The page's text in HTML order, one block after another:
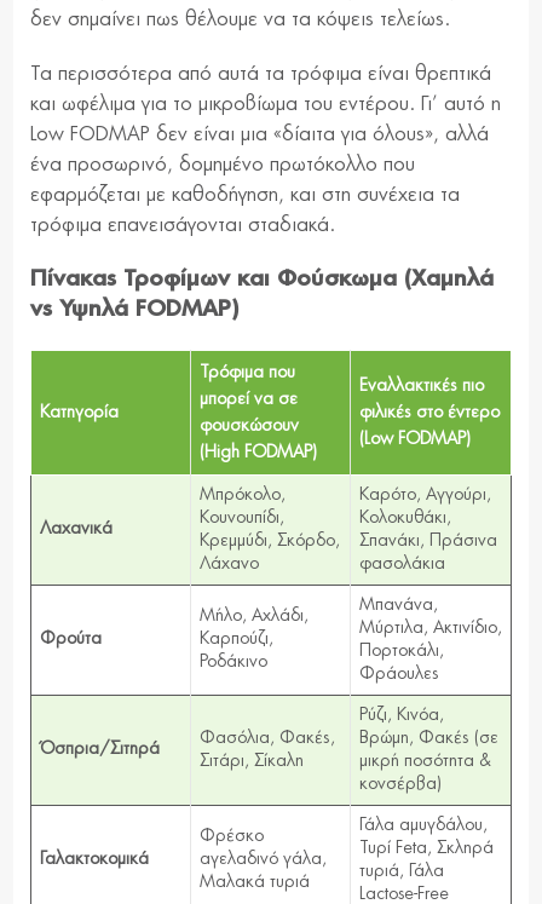
δεν σημαίνει πως θέλουμε να τα κόψεις τελείως.
Τα περισσότερα από αυτά τα τρόφιμα είναι θρεπτικά
και ωφέλιμα για το μικροβίωμα του εντέρου. Γι’ αυτό η
Low FODMAP δεν είναι μια «δίαιτα για όλους», αλλά
ένα προσωρινό, δομημένο πρωτόκολλο που
εφαρμόζεται με καθοδήγηση, και στη συνέχεια τα
τρόφιμα επανεισάγονται σταδιακά.
Πίνακας Τροφίμων και Φούσκωμα (Χαμηλά
vs Υψηλά FODMAP)
Κατηγορία
Τρόφιμα που
μπορεί να σε
φουσκώσουν
(HighFODMAP)
Εναλλακτικές πιο
φιλικές στο έντερο
(LowFODMAP)
Λαχανικά
Μπρόκολο,
Κουνουπίδι,
Κρεμμύδι, Σκόρδο,
Λάχανο
Καρότο, Αγγούρι,
Κολοκυθάκι,
Σπανάκι, Πράσινα
φασολάκια
Φρούτα
Μήλο, Αχλάδι,
Καρπούζι,
Ροδάκινο
Μπανάνα,
Μύρτιλα, Ακτινίδιο,
Πορτοκάλι,
Φράουλες
Όσπρια/Σιτηρά
Φασόλια, Φακές,
Σιτάρι, Σίκαλη
Ρύζι, Κινόα,
Βρώμη, Φακές (σε
μικρή ποσότητα &
κονσέρβα)
Γαλακτοκομικά
Φρέσκο
αγελαδινό γάλα,
Μαλακά τυριά
Γάλα αμυγδάλου,
Τυρί Feta, Σκληρά
τυριά, Γάλα
Lactose-Free